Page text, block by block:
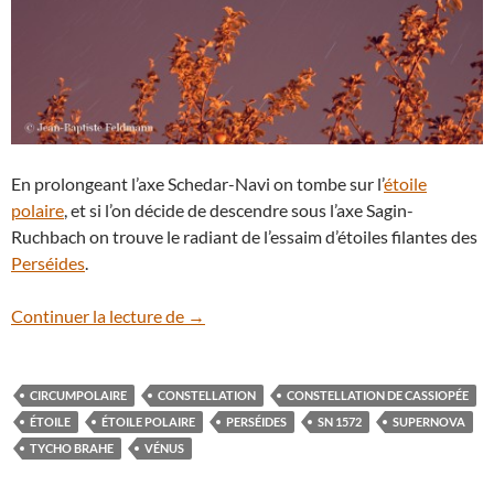
En prolongeant l’axe Schedar-Navi on tombe sur l’étoile
polaire , et si l’on décide de descendre sous l’axe Sagin-
Ruchbach on trouve le radiant de l’essaim d’étoiles filantes des
Perséides
Continuer la lecture de La constellation de Cassiopée
→
CIRCUMPOLAIRE CONSTELLATION
CONSTELLATION DE CASSIOPÉE
ÉTOILE
ÉTOILE POLAIRE PERSÉIDES SN 1572
SUPERNOVA
TYCHO BRAHE
VÉNUS